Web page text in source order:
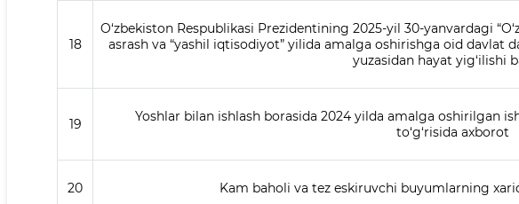
18
O‘zbekiston Respublikasi Prezidentining 2025-yil 30-yanvardagi
asrash va “yashil iqtisodiyot” yilida amalga oshirishga oid davlat
yuzasidan hayat yig‘ilishi
19
Yoshlar bilan ishlash borasida 2024 yilda amalga oshirilgan
to‘g‘risida axborot
20 Kam baholi va tez eskiruvchi buyumlarning